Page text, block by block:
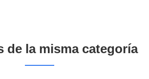
de la misma categoría